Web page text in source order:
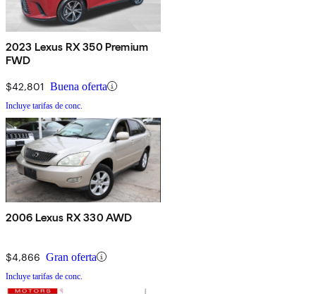
2023 Lexus RX 350 Premium
FWD
$42,801 Buena oferta
Incluye tarifas de conc.
2006 Lexus RX 330 AWD
$4,866 Gran oferta
Incluye tarifas de conc.